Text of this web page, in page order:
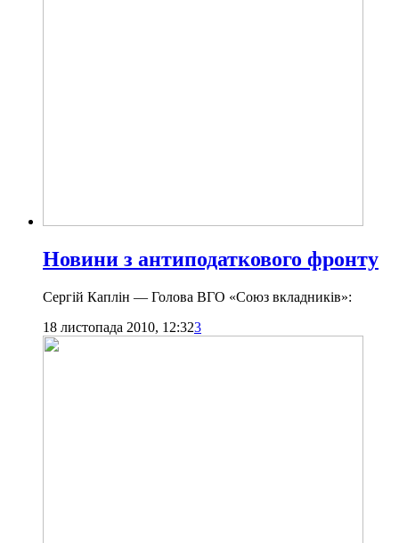
Новини з антиподаткового фронту
Сергій Каплін — Голова ВГО «Союз вкладників»:
18 листопада 2010, 12:323